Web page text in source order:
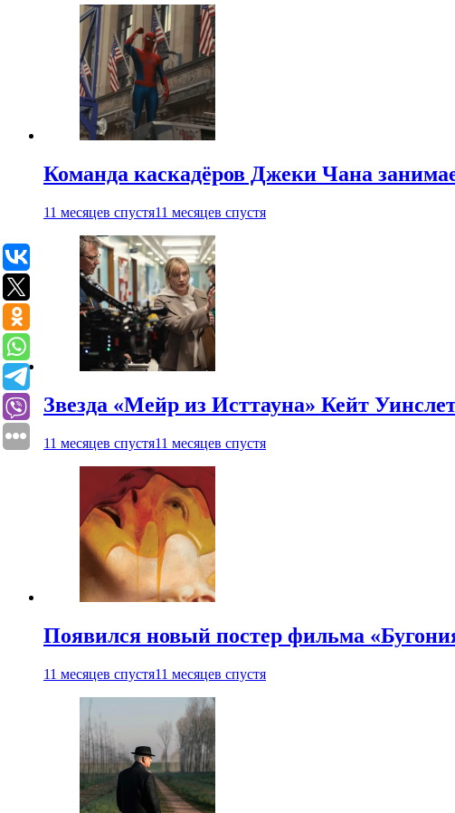
Команда каскадёров Джеки Чана
11 месяцев спустя11 месяцев спустя
Звезда «Мейр из Исттауна» Кейт
11 месяцев спустя11 месяцев спустя
Появился новый постер фильма
11 месяцев спустя11 месяцев спустя